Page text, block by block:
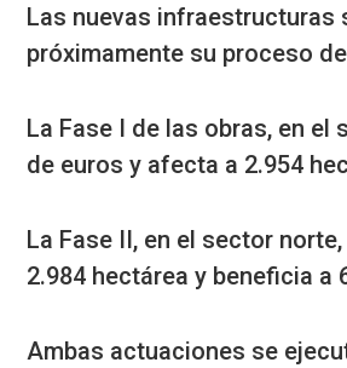
Las nuevas infraestructuras
próximamente su proceso
La Fase I de las obras, en
de euros y afecta a 2.954
La Fase II, en el sector
2.984 hectárea y beneficia a
Ambas actuaciones se